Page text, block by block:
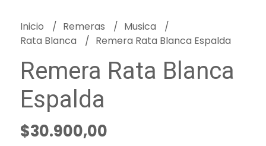
Inicio Remeras
Musica
Rata Blanca
Remera Rata Blanca Espalda
Remera Rata Blanca
Espalda
$30.900,00